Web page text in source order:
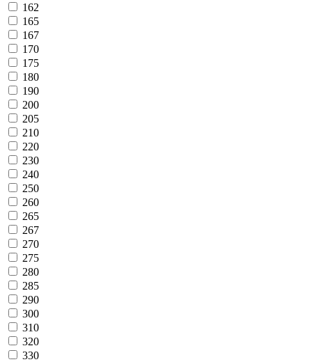
162
165
167
170
175
180
190
200
205
210
220
230
240
250
260
265
267
270
275
280
285
290
300
310
320
330